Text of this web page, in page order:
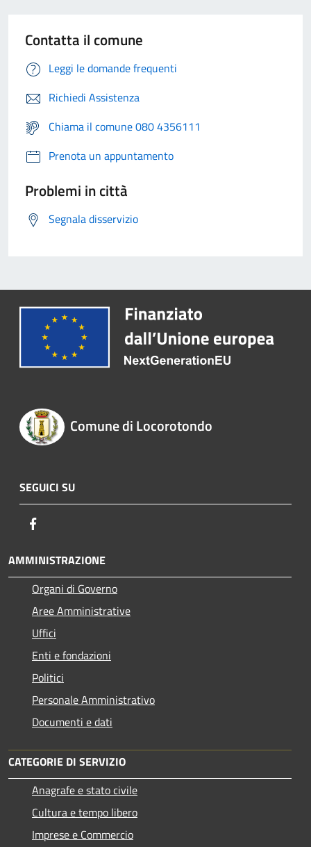
Contatta il comune
Leggi le domande frequenti
Richiedi Assistenza
Chiama il comune 080 4356111
Prenota un appuntamento
Problemi in città
Segnala disservizio
Comune di Locorotondo
SEGUICI SU
AMMINISTRAZIONE
Organi di Governo
Aree Amministrative
Uffici
Enti e fondazioni
Politici
Personale Amministrativo
Documenti e dati
CATEGORIE DI SERVIZIO
Anagrafe e stato civile
Cultura e tempo libero
Imprese e Commercio